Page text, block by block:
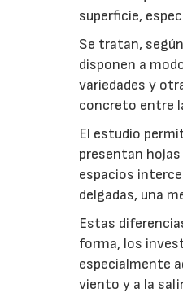
superficie,
Se tratan,
disponen a
variedades y
concreto entre
El estudio
presentan
espacios
delgadas, una
Estas
forma, los
especialmente
viento y a la